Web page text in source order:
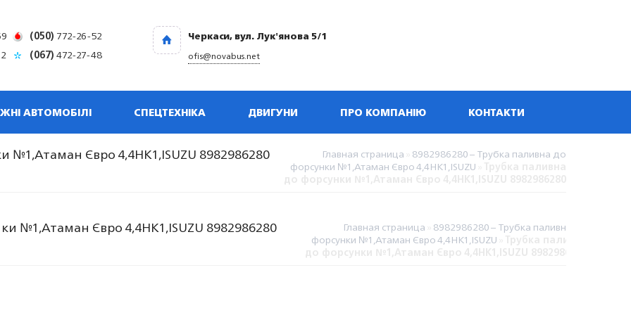
(050) 772-26-52
(067)472-27-48
Черкаси, вул. Лук'янова 5/1
ofis@novabus.net
АВТОМОБІЛІ СПЕЦТЕХНІКА ДВИГУНИ ПРО КОМПАНІЮ КОНТАКТИ
Євро 4,4НК1,ISUZU 8982986280 Главная страница 8982986280 – Трубка паливна до
форсунки №1,Атаман Євро 4,4НК1,ISUZU
№1,Атаман Євро 4,4НК1,ISUZU 8982986280 Главная страница 8982986280 – Трубка паливна до
форсунки №1,Атаман Євро 4,4НК1,ISUZU